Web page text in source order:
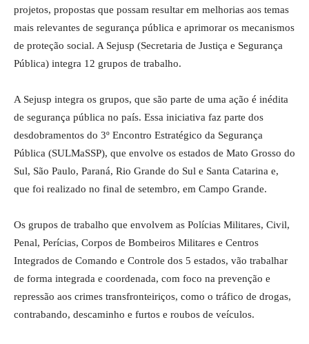
projetos, propostas que possam resultar em melhorias aos temas
mais relevantes de segurança pública e aprimorar os mecanismos
de proteção social. A Sejusp (Secretaria de Justiça e Segurança
Pública) integra 12 grupos de trabalho.
A Sejusp integra os grupos, que são parte de uma ação é inédita
de segurança pública no país. Essa iniciativa faz parte dos
desdobramentos do 3º Encontro Estratégico da Segurança
Pública (SULMaSSP), que envolve os estados de Mato Grosso do
Sul, São Paulo, Paraná, Rio Grande do Sul e Santa Catarina e,
que foi realizado no final de setembro, em Campo Grande.
Os grupos de trabalho que envolvem as Polícias Militares, Civil,
Penal, Perícias, Corpos de Bombeiros Militares e Centros
Integrados de Comando e Controle dos 5 estados, vão trabalhar
de forma integrada e coordenada, com foco na prevenção e
repressão aos crimes transfronteiriços, como o tráfico de drogas,
contrabando, descaminho e furtos e roubos de veículos.